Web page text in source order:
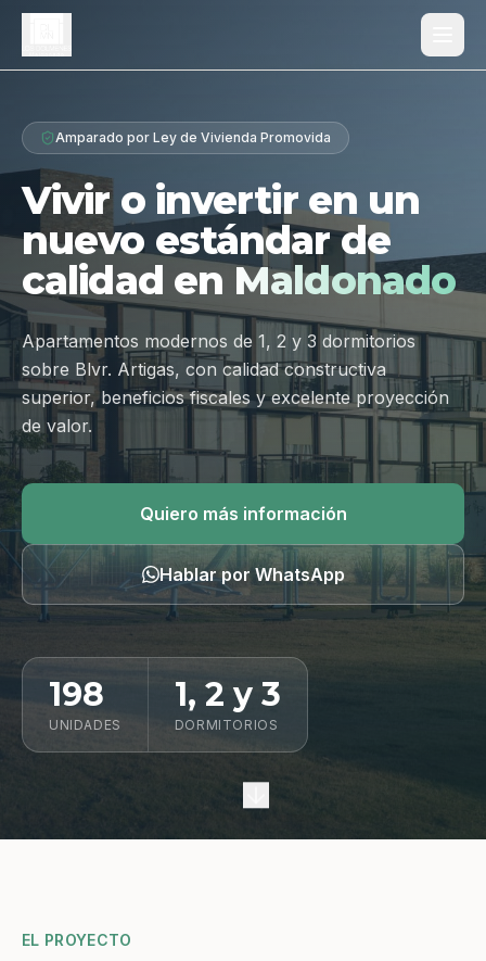
Proyecto
Diferenciales
Tipologías
Galería
Ubicación
Contacto
Hablar por WhatsApp
Amparado por Ley de Vivienda Promovida
Vivir o invertir en un
nuevo estándar de
calidad en Maldonado
Apartamentos modernos de 1, 2 y 3 dormitorios
sobre Blvr. Artigas, con calidad constructiva
superior, beneficios fiscales y excelente proyección
de valor.
Quiero más información
Hablar por WhatsApp
198
UNIDADES
1, 2 y 3
DORMITORIOS
EL PROYECTO